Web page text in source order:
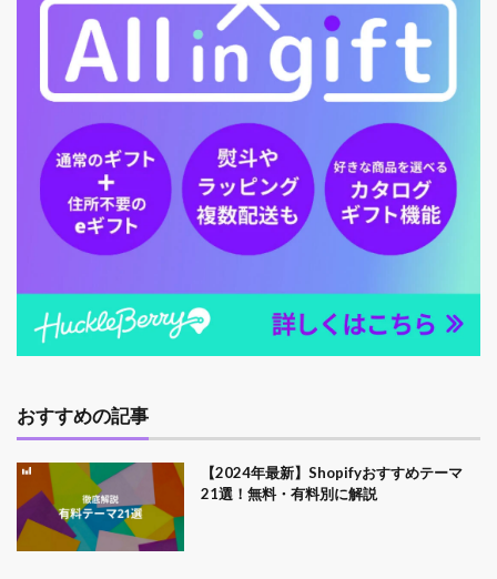
おすすめの記事
【2024年最新】Shopifyおすすめテーマ
21選！無料・有料別に解説